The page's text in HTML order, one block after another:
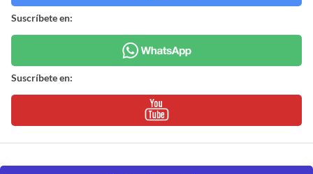
Suscríbete en:
Suscríbete en: